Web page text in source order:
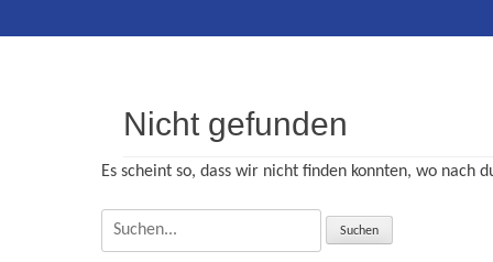
Nicht gefunden
Es scheint so, dass wir nicht finden konnten, wo nach
Suche
nach: